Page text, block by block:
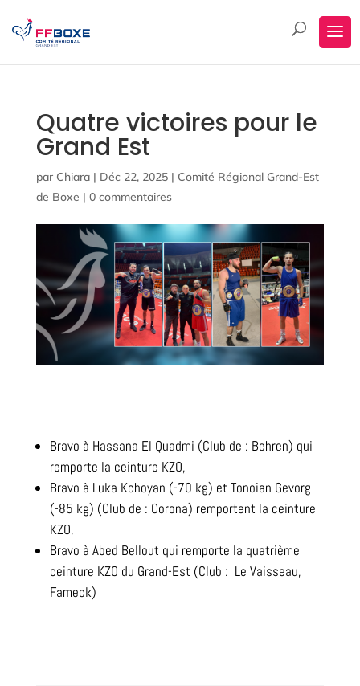
Quatre victoires pour le
Grand Est
par Chiara| Déc 22, 2025| Comité Régional Grand-Est
de Boxe | 0 commentaires
Bravo à Hassana El Quadmi (Club de : Behren) qui
remporte la ceinture KZO,
Bravo à Luka Kchoyan (-70 kg) et Tonoian Gevorg
(-85 kg) (Club de : Corona) remportent la ceinture
KZO,
Bravo à Abed Bellout qui remporte la quatrième
ceinture KZO du Grand-Est (Club : Le Vaisseau,
Fameck)